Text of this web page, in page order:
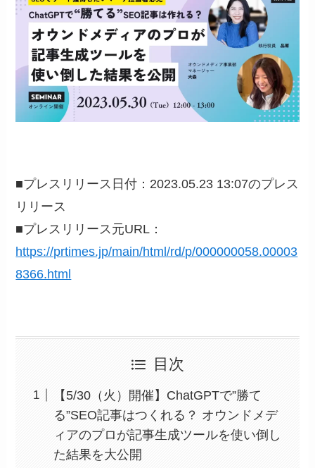
■プレスリリース日付：2023.05.23 13:07のプレス
リリース
■プレスリリース元URL：
https://prtimes.jp/main/html/rd/p/000000058.00003
8366.html
目次
【5/30（火）開催】ChatGPTで”勝て
る”SEO記事はつくれる？ オウンドメデ
ィアのプロが記事生成ツールを使い倒し
た結果を大公開